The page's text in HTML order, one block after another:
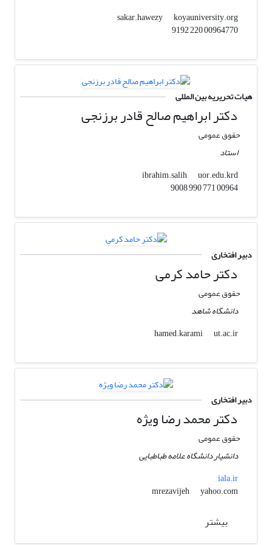
sakar.hawezy
koyauniversity.org
00964770 220 9192
هیات تحریریه بین المللی
دکتر ابراهیم صالح قادر برزنجی
حقوق عمومی
استاد
ibrahim.salih
uor.edu.krd
00964 771 990 9008
دبیر افتخاری
دکتر حامد کرمی
حقوق عمومی
دانشگاه شاهد
hamed.karami
ut.ac.ir
دبیر افتخاری
دکتر محمد رضا ویژه
حقوق عمومی
دانشیار دانشگاه علامه طباطبایی
iala.ir
mrezavijeh
yahoo.com
بیشتر